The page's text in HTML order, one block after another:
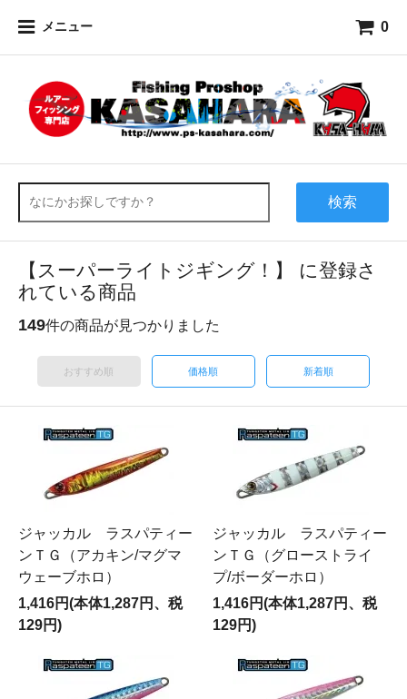
メニュー 0
検索
【スーパーライトジギング！】 に登録さ
れている商品
149件の商品が見つかりました
おすすめ順 価格順 新着順
ジャッカル ラスパティー
ンＴＧ（アカキン/マグマ
ウェーブホロ）
1,416円(本体1,287円、税
129円)
ジャッカル ラスパティー
ンＴＧ（グローストライ
プ/ボーダーホロ）
1,416円(本体1,287円、税
129円)